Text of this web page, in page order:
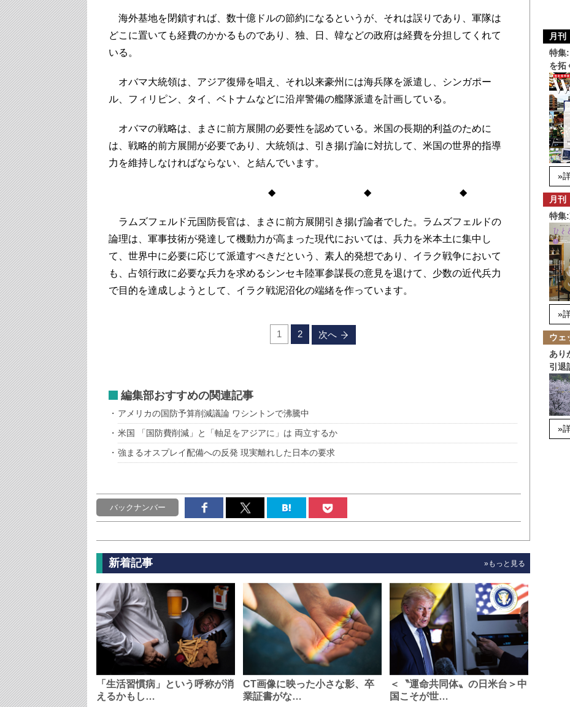
海外基地を閉鎖すれば、数十億ドルの節約になるというが、それは誤りであり、軍隊は
どこに置いても経費のかかるものであり、独、日、韓などの政府は経費を分担してくれて
いる。
オバマ大統領は、アジア復帰を唱え、それ以来豪州には海兵隊を派遣し、シンガポー
ル、フィリピン、タイ、ベトナムなどに沿岸警備の艦隊派遣を計画している。
オバマの戦略は、まさに前方展開の必要性を認めている。米国の長期的利益のために
は、戦略的前方展開が必要であり、大統領は、引き揚げ論に対抗して、米国の世界的指導
力を維持しなければならない、と結んでいます。
◆ ◆ ◆
ラムズフェルド元国防長官は、まさに前方展開引き揚げ論者でした。ラムズフェルドの
論理は、軍事技術が発達して機動力が高まった現代においては、兵力を米本土に集中し
て、世界中に必要に応じて派遣すべきだという、素人的発想であり、イラク戦争において
も、占領行政に必要な兵力を求めるシンセキ陸軍参謀長の意見を退けて、少数の近代兵力
で目的を達成しようとして、イラク戦泥沼化の端緒を作っています。
1 2 次へ
編集部おすすめの関連記事
アメリカの国防予算削減議論 ワシントンで沸騰中
米国 「国防費削減」と「軸足をアジアに」は 両立するか
強まるオスプレイ配備への反発 現実離れした日本の要求
バックナンバー
新着記事 »もっと見る
「生活習慣病」という呼称が消
えるかもし…
CT画像に映った小さな影、卒
業証書がな…
＜〝運命共同体〟の日米台＞中
国こそが世…
月刊
特集
を拓
»
月刊
特集
»
ウェ
あり
引退
»